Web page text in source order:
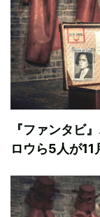
『ファンタビ
ロウら5人が11